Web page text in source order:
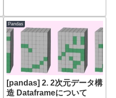
Pandas
[pandas] 2. 2次元データ構
造 Dataframeについて